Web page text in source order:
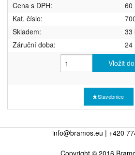
Cena s DPH:
60
Kat. číslo:
Skladem:
33
Záruční doba:
24
Vložit
Stavebnice
info@bramos.eu | +420